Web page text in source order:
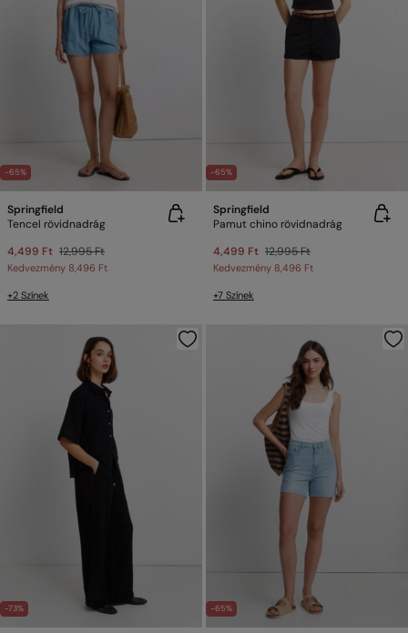
-65%
Springfield
Tencel rövidnadrág
4,499 Ft 12,995 Ft
Kedvezmény 8,496 Ft
+2 Színek
-65%
Springfield
Pamut chino rövidnadrág
4,499 Ft 12,995 Ft
Kedvezmény 8,496 Ft
+7 Színek
-73% -65%